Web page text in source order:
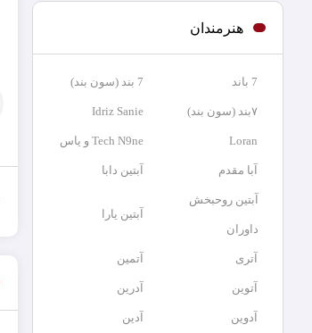
هنرمندان
7 باند 7 بند (سون بند)
۷بند (سون بند) Idriz Sanie
Loran Tech N9ne و یاس
آبا مقدم آبتین دابا
آبتین روحبخش
داوران
آبتین یارا
آتری آتمین
آتوین آدرین
آدوین آدین